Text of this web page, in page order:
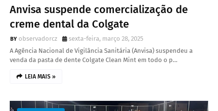
Anvisa suspende comercialização de
creme dental da Colgate
observadorcz
sexta-feira, março 28, 2025
A Agência Nacional de Vigilância Sanitária (Anvisa) suspendeu a
venda da pasta de dente Colgate Clean Mint em todo o p…
LEIA MAIS »